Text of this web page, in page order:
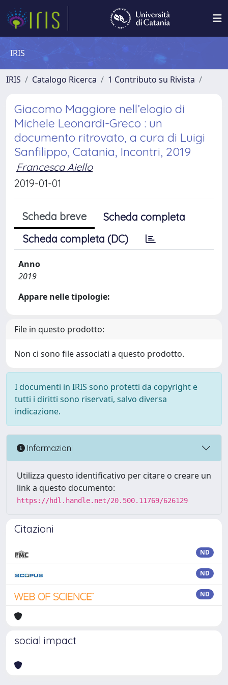
IRIS
IRIS Catalogo Ricerca 1 Contributo su Rivista
Giacomo Maggiore nell’elogio di
Michele Leonardi-Greco : un
documento ritrovato, a cura di Luigi
Sanfilippo, Catania, Incontri, 2019
Francesca Aiello
2019-01-01
Scheda breve
Scheda completa
Scheda completa (DC)
Anno
2019
Appare nelle tipologie:
File in questo prodotto:
Non ci sono file associati a questo prodotto.
I documenti in IRIS sono protetti da copyright e
tutti i diritti sono riservati, salvo diversa
indicazione.
Informazioni
Utilizza questo identificativo per citare o creare un
link a questo documento:
https://hdl.handle.net/20.500.11769/626129
Citazioni
ND
ND
ND
social impact